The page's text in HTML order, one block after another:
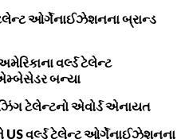
ટેલેન્ટ ઓર્ગેનાઈઝેશનના બ્રાન્ડ
વર્લ્ડ ટેલેન્ટ
બન્યા
ટેલેન્ટનો એવોર્ડ એનાયત
US વર્લ્ડ ટેલેન્ટ ઓર્ગેનાઈઝેશનના